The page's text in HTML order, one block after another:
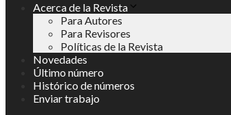
Acerca de la Revista
Para Autores
Para Revisores
Políticas de la Revista
Novedades
Último número
Histórico de números
Enviar trabajo